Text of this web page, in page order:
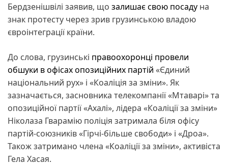
Бердзенішвілі заявив, що залишає свою посаду на
знак протесту через зрив грузинською владою
євроінтеграції країни.
До слова, грузинські правоохоронці провели
обшуки в офісах опозиційних партій «Єдиний
національний рух» і «Коаліція за зміни». Як
зазначається, засновника телекомпанії «Мтаварі» та
опозиційної партії «Ахалі», лідера «Коаліції за зміни»
Ніколаза Гварамію поліція затримала біля офісу
партій-союзників «Гірчі-більше свободи» і «Дроа».
Також затримано члена «Коаліції за зміни», активіста
Гела Хасая.